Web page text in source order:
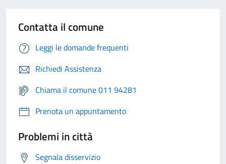
Contatta il comune
Leggi le domande frequenti
Richiedi Assistenza
Chiama il comune 011 94281
Prenota un appuntamento
Problemi in città
Segnala disservizio